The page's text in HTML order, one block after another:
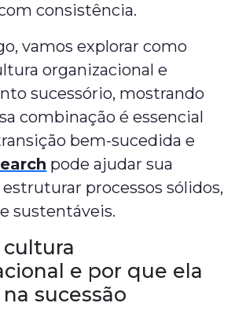
consistência.
vamos explorar como
organizacional e
sucessório, mostrando
combinação é essencial
bem-sucedida e
pode ajudar sua
processos sólidos,
sustentáveis.
e por que ela
sucessão